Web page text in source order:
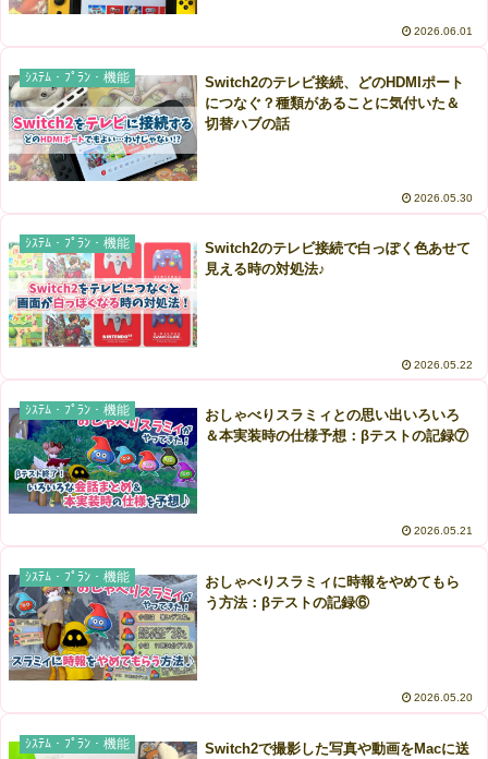
2026.06.01
ｼｽﾃﾑ・ﾌﾟﾗﾝ・機能
Switch2のテレビ接続、どのHDMIポート
につなぐ？種類があることに気付いた＆
切替ハブの話
2026.05.30
ｼｽﾃﾑ・ﾌﾟﾗﾝ・機能
Switch2のテレビ接続で白っぽく色あせて
見える時の対処法♪
2026.05.22
ｼｽﾃﾑ・ﾌﾟﾗﾝ・機能
おしゃべりスラミィとの思い出いろいろ
＆本実装時の仕様予想：βテストの記録⑦
2026.05.21
ｼｽﾃﾑ・ﾌﾟﾗﾝ・機能
おしゃべりスラミィに時報をやめてもら
う方法：βテストの記録⑥
2026.05.20
ｼｽﾃﾑ・ﾌﾟﾗﾝ・機能
Switch2で撮影した写真や動画をMacに送